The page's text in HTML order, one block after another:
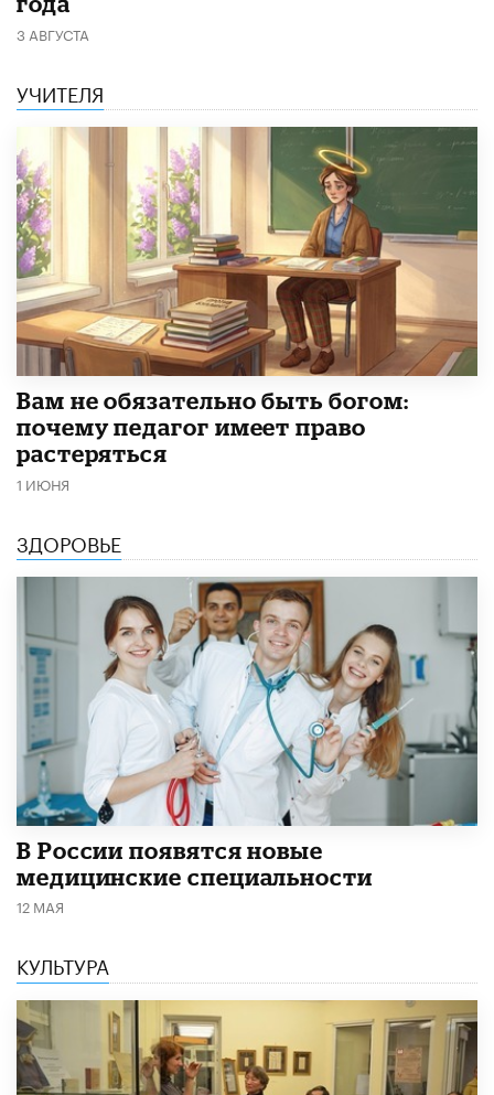
3 АВГУСТА
УЧИТЕЛЯ
​Вам не обязательно быть богом:
почему педагог имеет право
растеряться
1 ИЮНЯ
ЗДОРОВЬЕ
В России появятся новые
медицинские специальности
12 МАЯ
КУЛЬТУРА